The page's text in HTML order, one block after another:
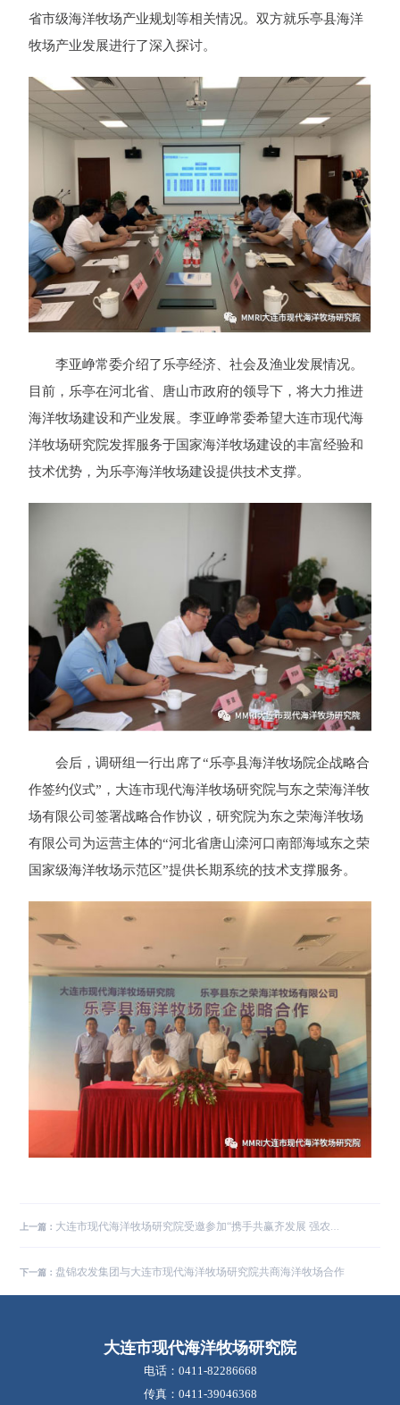
省市级海洋牧场产业规划等相关情况。双方就乐亭县海洋
牧场产业发展进行了深入探讨。
李亚峥常委介绍了乐亭经济、社会及渔业发展情况。
目前，乐亭在河北省、唐山市政府的领导下，将大力推进
海洋牧场建设和产业发展。李亚峥常委希望大连市现代海
洋牧场研究院发挥服务于国家海洋牧场建设的丰富经验和
技术优势，为乐亭海洋牧场建设提供技术支撑。
会后，调研组一行出席了“乐亭县海洋牧场院企战略合
作签约仪式”，大连市现代海洋牧场研究院与东之荣海洋牧
场有限公司签署战略合作协议，研究院为东之荣海洋牧场
有限公司为运营主体的“河北省唐山滦河口南部海域东之荣
国家级海洋牧场示范区”提供长期系统的技术支撑服务。
上一篇： 大连市现代海洋牧场研究院受邀参加“携手共赢齐发展 强农惠农助振兴”签约仪式
下一篇： 盘锦农发集团与大连市现代海洋牧场研究院共商海洋牧场合作
大连市现代海洋牧场研究院
电话：0411-82286668
传真：0411-39046368